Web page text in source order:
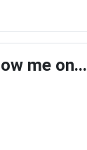
me on...